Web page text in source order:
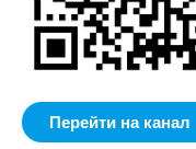
Перейти на канал